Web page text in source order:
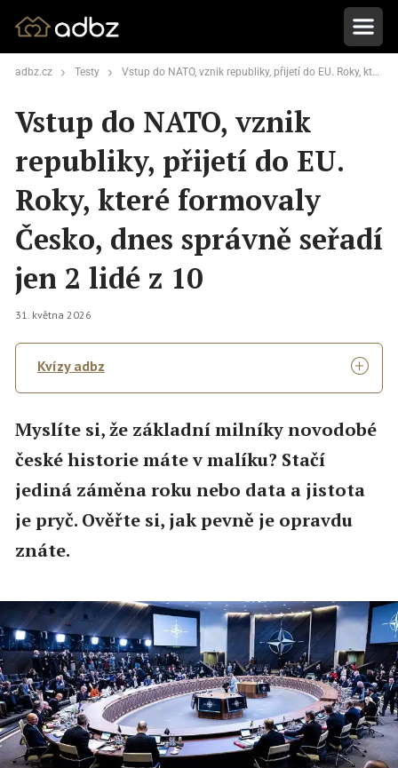
adbz.cz Testy Vstup do NATO, vznik republiky, přijetí do EU. Roky, které formovaly Česko, dnes správně seřadí jen 2 lidé z 10
Vstup do NATO, vznik
republiky, přijetí do EU.
Roky, které formovaly
Česko, dnes správně seřadí
jen 2 lidé z 10
31. května 2026
Kvízy adbz
Myslíte si, že základní milníky novodobé
české historie máte v malíku? Stačí
jediná záměna roku nebo data a jistota
je pryč. Ověřte si, jak pevně je opravdu
znáte.